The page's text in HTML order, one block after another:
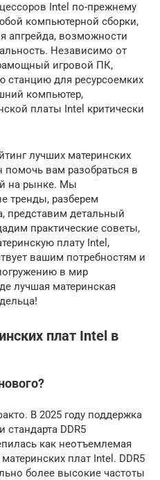
Intel по-прежнему
компьютерной сборки,
апгрейда, возможности
Независимо от
игровой ПК,
станцию для ресурсоемких
компьютер,
платы Intel критически
лучших материнских
помочь вам разобраться в
на рынке. Мы
тренды, разберем
представим детальный
практические советы,
плату Intel,
вашим потребностям и
в мир
лучшая материнская
плат Intel в
В 2025 году поддержка
стандарта DDR5
как неотъемлемая
плат Intel. DDR5
более высокие частоты